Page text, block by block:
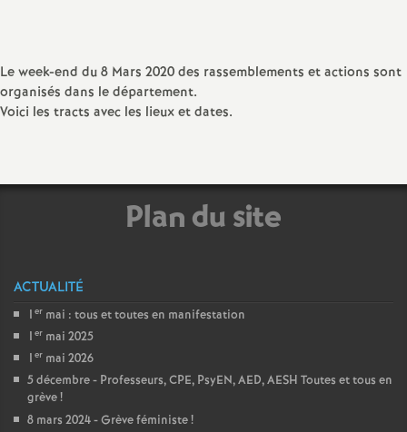
t
o
l
d
Le week-end du 8 Mars 2020 des rassemblements et actions sont
organisés dans le département.
Voici les tracts avec les lieux et dates.
Plan du site
ACTUALITÉ
1 er mai : tous et toutes en manifestation
1 er mai 2025
1 er mai 2026
5 décembre - Professeurs, CPE, PsyEN, AED, AESH Toutes et tous en
grève!
8 mars 2024 - Grève féministe!